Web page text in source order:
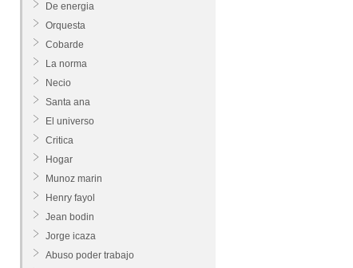
De energia
Orquesta
Cobarde
La norma
Necio
Santa ana
El universo
Critica
Hogar
Munoz marin
Henry fayol
Jean bodin
Jorge icaza
Abuso poder trabajo